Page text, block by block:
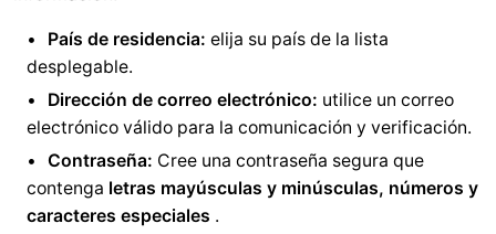
País de residencia: elija su país de la lista
desplegable.
Dirección de correo electrónico: utilice un correo
electrónico válido para la comunicación y verificación.
Contraseña: Cree una contraseña segura que
contenga letras mayúsculas y minúsculas, números y
caracteres especiales .